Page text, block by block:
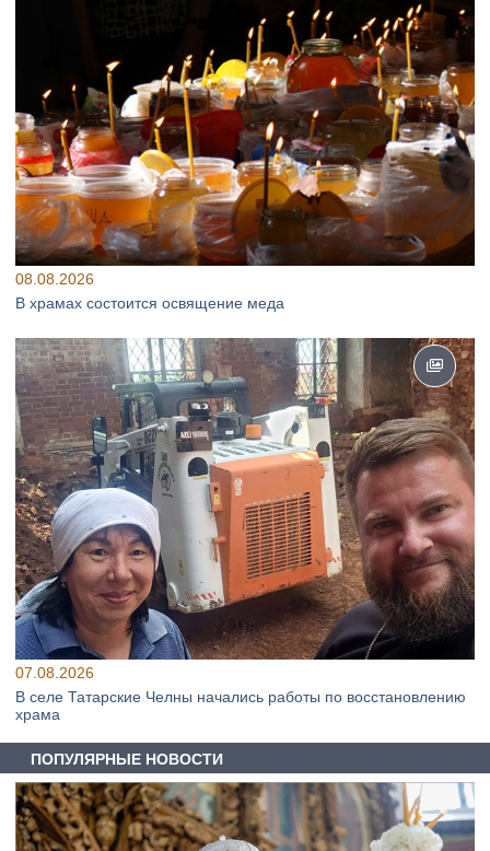
08.08.2026
В храмах состоится освящение меда
07.08.2026
В селе Татарские Челны начались работы по восстановлению
храма
ПОПУЛЯРНЫЕ НОВОСТИ